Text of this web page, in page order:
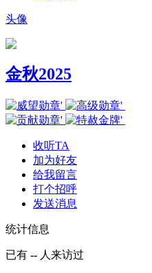
头像
金秋2025
收听TA
加为好友
给我留言
打个招呼
发送消息
统计信息
已有 -- 人来访过